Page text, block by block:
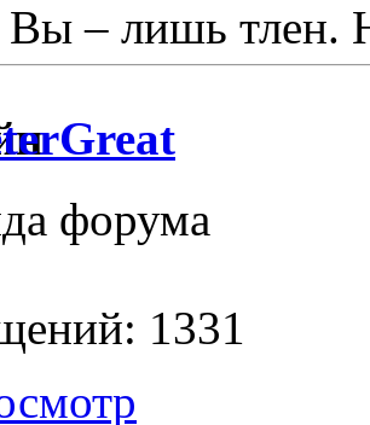
– лишь тлен.
форума
1331